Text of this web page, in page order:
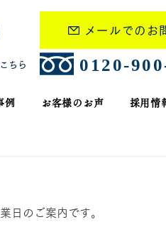
​0120-
例 お客様のお声 採用情
メールでのお
ちら
日のご案内です。